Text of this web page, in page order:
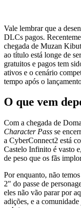
Vale lembrar que a
DLCs pagos.
chegada de Muzan
ao título está longe de
gratuitos e pagos tem
ativos e o cenário
tempo após o
O que vem
Com a chegada de
Character Pass se
a CyberConnect2 está
Castelo Infinito é vasto
de peso que os fãs
Por enquanto, não
2" do passe de
eles não vão parar por
adições, e a